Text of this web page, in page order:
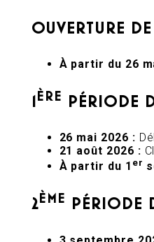
OUVERTURE
À partir du 26
1 ÈRE PÉRIODE
26 mai 2026 :
21 août 2026 :
À partir du 1 er
2ÈME PÉRIODE